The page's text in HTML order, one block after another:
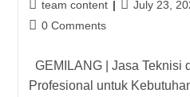
team content July 23,
0 Comments
GEMILANG | Jasa Teknisi
Profesional untuk